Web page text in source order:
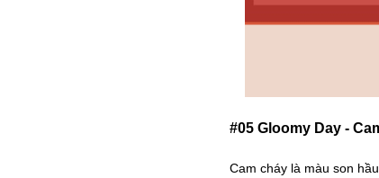
#05 Gloomy Day -
Cam cháy là màu son